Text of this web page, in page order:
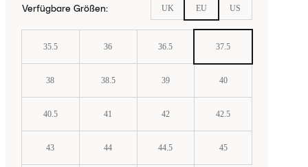
Verfügbare Größen: UK EU US
35.5 36 36.5 37.5
38 38.5 39 40
40.5 41 42 42.5
43 44 44.5 45